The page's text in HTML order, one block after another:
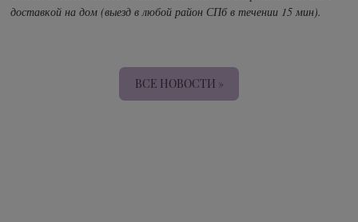
доставкой на дом (выезд в любой район СПб в течении 15 мин).
ВСЕ НОВОСТИ »